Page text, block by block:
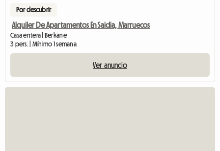
Por descubrir
Alquiler De Apartamentos En Saidia, Marruecos
Casa entera | Berkane
3 pers. | Mínimo 1 semana
Ver anuncio